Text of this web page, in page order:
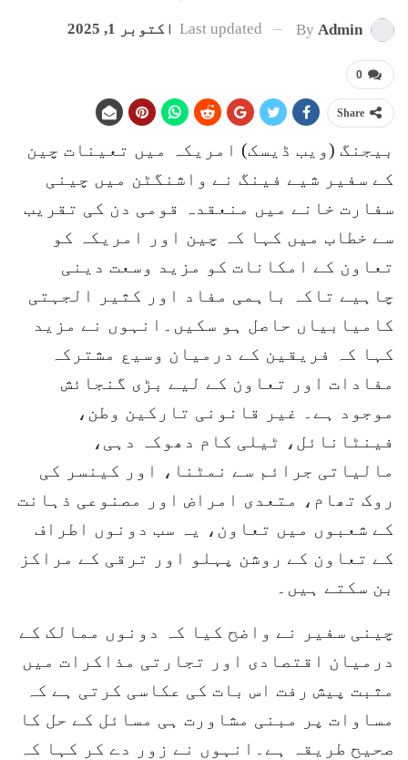
By Admin
Last updated اکتوبر 1, 2025
0
Share
بیجنگ (ویب ڈیسک) امریکہ میں تعینات چین
کے سفیر شیے فینگ نے واشنگٹن میں چینی
سفارت خانے میں منعقدہ قومی دن کی تقریب
سے خطاب میں کہا کہ چین اور امریکہ کو
تعاون کے امکانات کو مزید وسعت دینی
چاہیے تاکہ باہمی مفاد اور کثیر الجہتی
کامیابیاں حاصل ہو سکیں۔انہوں نے مزید
کہا کہ فریقین کے درمیان وسیع مشترکہ
مفادات اور تعاون کے لیے بڑی گنجائش
موجود ہے۔ غیر قانونی تارکین وطن،
فینٹانائل، ٹیلی کام دھوکہ دہی،
مالیاتی جرائم سے نمٹنا، اور کینسر کی
روک تھام، متعدی امراض اور مصنوعی ذہانت
کے شعبوں میں تعاون، یہ سب دونوں اطراف
کے تعاون کے روشن پہلو اور ترقی کے مراکز
بن سکتے ہیں۔
چینی سفیر نے واضح کیا کہ دونوں ممالک کے
درمیان اقتصادی اور تجارتی مذاکرات میں
مثبت پیش رفت اس بات کی عکاسی کرتی ہے کہ
مساوات پر مبنی مشاورت ہی مسائل کے حل کا
صحیح طریقہ ہے۔انہوں نے زور دے کر کہا کہ